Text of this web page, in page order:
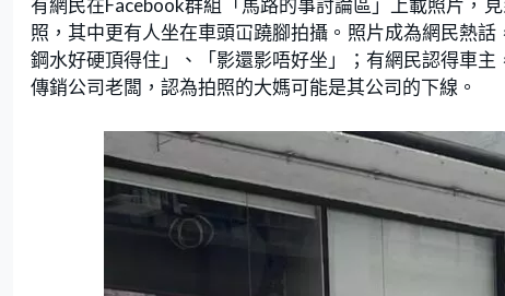
有網民在Facebook群組「馬路的事討論區」上載照片，
照，其中更有人坐在車頭冚蹺腳拍攝。照片成為網民熱
鋼水好硬頂得住」、「影還影唔好坐」；有網民認得車
傳銷公司老闆，認為拍照的大媽可能是其公司的下線。